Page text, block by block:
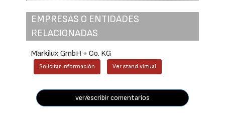
EMPRESAS O ENTIDADES
RELACIONADAS
Markilux GmbH + Co. KG
Solicitar información Ver stand virtual
ver/escribir comentarios